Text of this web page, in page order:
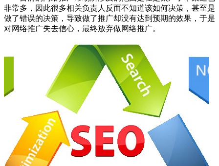
非常多，因此很多相关负责人反而不知道该如何决策，甚至是
做了错误的决策，导致做了推广却没有达到预期的效果，于是
对网络推广失去信心，最终放弃做网络推广。